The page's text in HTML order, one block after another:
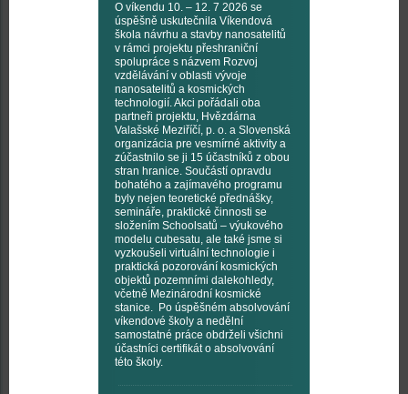
O víkendu 10. – 12. 7 2026 se
úspěšně uskutečnila Víkendová
škola návrhu a stavby nanosatelitů
v rámci projektu přeshraniční
spolupráce s názvem Rozvoj
vzdělávání v oblasti vývoje
nanosatelitů a kosmických
technologií. Akci pořádali oba
partneři projektu, Hvězdárna
Valašské Meziříčí, p. o. a Slovenská
organizácia pre vesmírné aktivity a
zúčastnilo se ji 15 účastníků z obou
stran hranice. Součástí opravdu
bohatého a zajímavého programu
byly nejen teoretické přednášky,
semináře, praktické činnosti se
složením Schoolsatů – výukového
modelu cubesatu, ale také jsme si
vyzkoušeli virtuální technologie i
praktická pozorování kosmických
objektů pozemními dalekohledy,
včetně Mezinárodní kosmické
stanice. Po úspěšném absolvování
víkendové školy a nedělní
samostatné práce obdrželi všichni
účastníci certifikát o absolvování
této školy.